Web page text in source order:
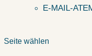
E-MAIL-
Seite wählen